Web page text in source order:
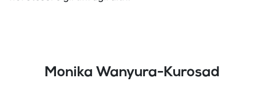
Monika Wanyura-Kurosad